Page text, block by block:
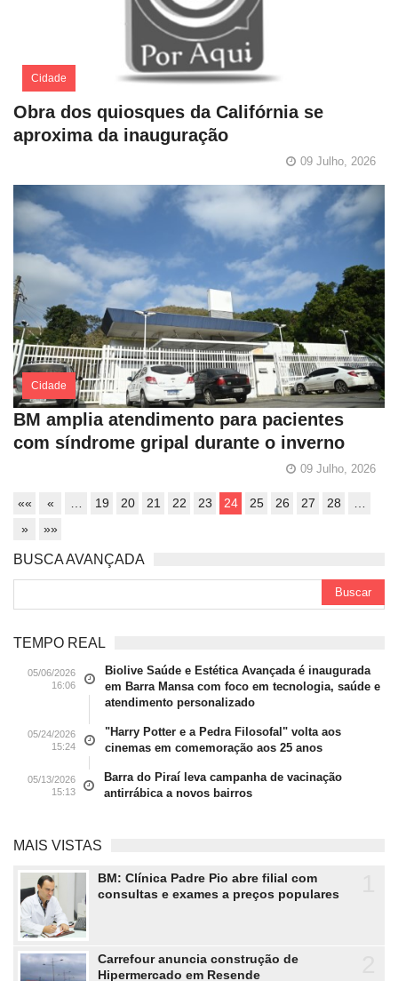
Cidade
Obra dos quiosques da Califórnia se
aproxima da inauguração
09 Julho, 2026
Cidade
BM amplia atendimento para pacientes
com síndrome gripal durante o inverno
09 Julho, 2026
«« « 19 20 21 22 23 24 25 26 27 28
»
»»
BUSCA AVANÇADA
TEMPO REAL
05/06/2026
16:06
Biolive Saúde e Estética Avançada é inaugurada
em Barra Mansa com foco em tecnologia, saúde e
atendimento personalizado
05/24/2026
15:24
"Harry Potter e a Pedra Filosofal" volta aos
cinemas em comemoração aos 25 anos
05/13/2026
15:13
Barra do Piraí leva campanha de vacinação
antirrábica a novos bairros
MAIS VISTAS
BM: Clínica Padre Pio abre filial com
consultas e exames a preços populares
Carrefour anuncia construção de
Hipermercado em Resende